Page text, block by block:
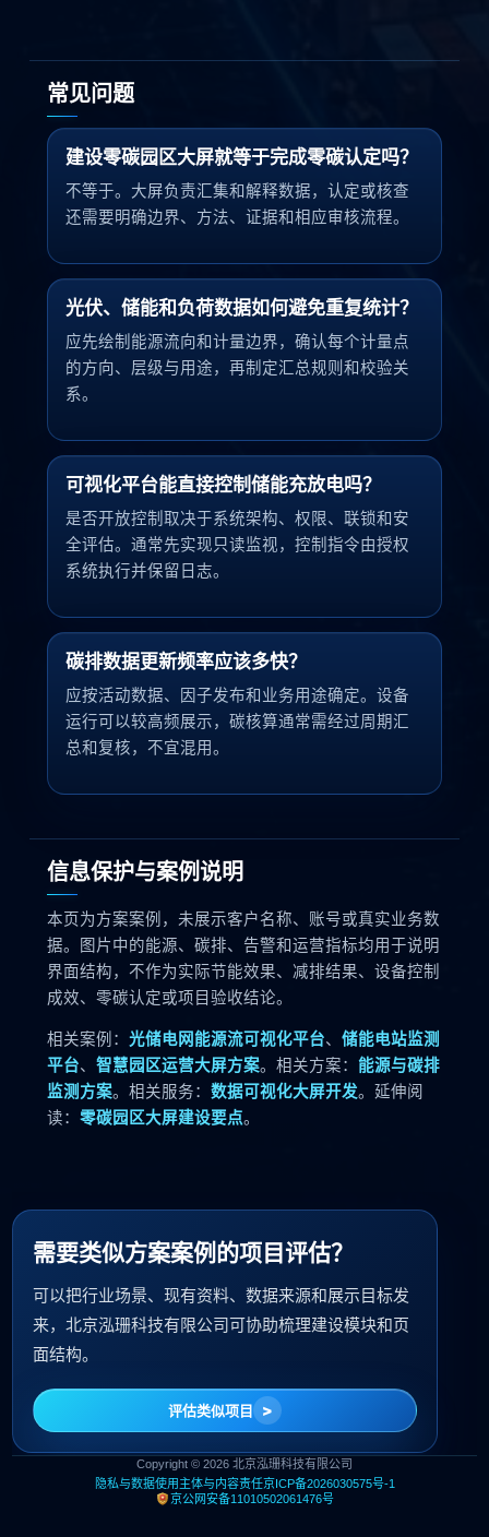
常见问题
建设零碳园区大屏就等于完成零碳认定吗？
不等于。大屏负责汇集和解释数据，认定或核查
还需要明确边界、方法、证据和相应审核流程。
光伏、储能和负荷数据如何避免重复统计？
应先绘制能源流向和计量边界，确认每个计量点
的方向、层级与用途，再制定汇总规则和校验关
系。
可视化平台能直接控制储能充放电吗？
是否开放控制取决于系统架构、权限、联锁和安
全评估。通常先实现只读监视，控制指令由授权
系统执行并保留日志。
碳排数据更新频率应该多快？
应按活动数据、因子发布和业务用途确定。设备
运行可以较高频展示，碳核算通常需经过周期汇
总和复核，不宜混用。
信息保护与案例说明
本页为方案案例，未展示客户名称、账号或真实业务数
据。图片中的能源、碳排、告警和运营指标均用于说明
界面结构，不作为实际节能效果、减排结果、设备控制
成效、零碳认定或项目验收结论。
相关案例： 光储电网能源流可视化平台、 储能电站监测
平台、 智慧园区运营大屏方案。相关方案： 能源与碳排
监测方案。相关服务： 数据可视化大屏开发。延伸阅
读： 零碳园区大屏建设要点。
需要类似方案案例的项目评估？
可以把行业场景、现有资料、数据来源和展示目标发
来，北京泓珊科技有限公司可协助梳理建设模块和页
面结构。
评估类似项目
Copyright © 2026 北京泓珊科技有限公司
隐私与数据使用 主体与内容责任京ICP备2026030575号-1
京公网安备11010502061476号